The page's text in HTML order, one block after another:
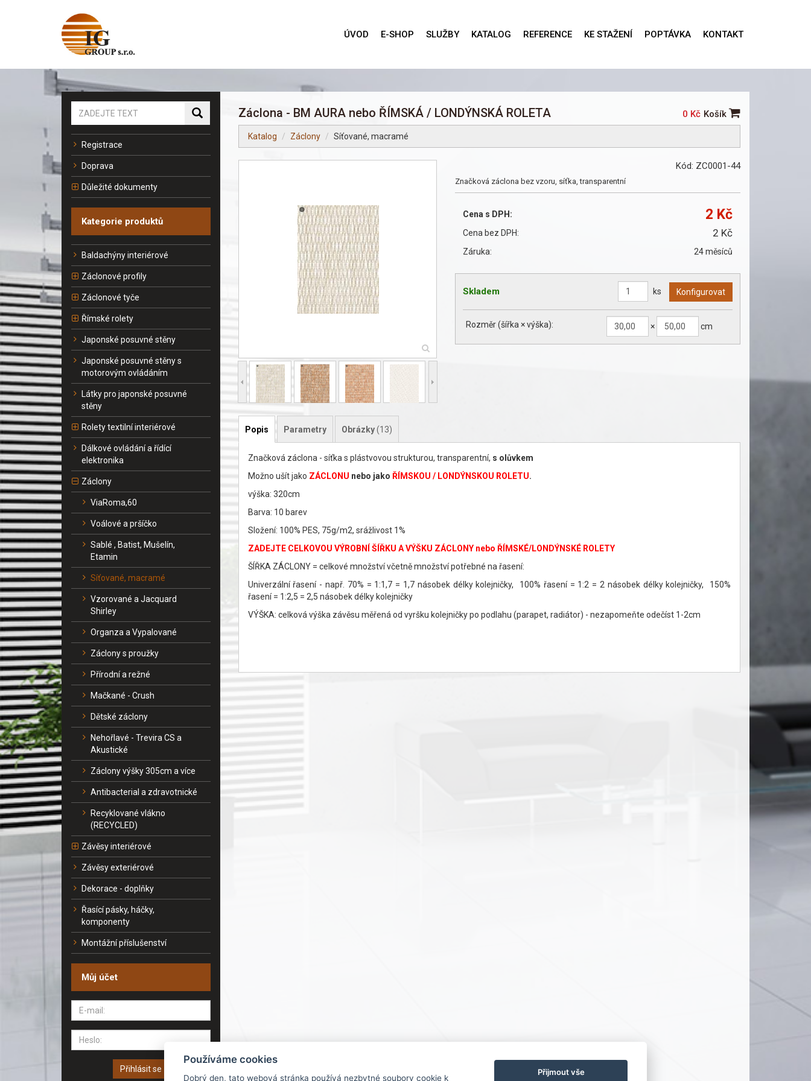
ÚVOD E-SHOP SLUŽBY KATALOG REFERENCE KE STAŽENÍ POPTÁVKA KONTAKT
Registrace
Doprava
Důležité dokumenty
Kategorie produktů
Baldachýny interiérové
Záclonové profily
Záclonové tyče
Římské rolety
Japonské posuvné stěny
Japonské posuvné stěny s
motorovým ovládáním
Látky pro japonské posuvné
stěny
Rolety textilní interiérové
Dálkové ovládání a řídící
elektronika
Záclony
ViaRoma,60
Voálové a pršíčko
Sablé , Batist, Mušelín,
Etamin
Síťované, macramé
Vzorované a Jacquard
Shirley
Organza a Vypalované
Záclony s proužky
Přírodní a režné
Mačkané - Crush
Dětské záclony
Nehořlavé - Trevira CS a
Akustické
Záclony výšky 305cm a více
Antibacterial a zdravotnické
Recyklované vlákno
(RECYCLED)
Závěsy interiérové
Závěsy exteriérové
Dekorace - doplňky
Řasící pásky, háčky,
komponenty
Montážní příslušenství
Můj účet
Přihlásit se
Záclona - BM AURA nebo ŘÍMSKÁ / LONDÝNSKÁ ROLETA 0 Kč Košík
Katalog Záclony Síťované, macramé
Kód: ZC0001-44
Značková záclona bez vzoru, síťka, transparentní
Cena s DPH: 2 Kč
Cena bez DPH: 2 Kč
Záruka: 24 měsíců
Skladem ks
Rozměr (šířka × výška): × cm
Popis Parametry Obrázky(13)
Značková záclona - síťka s plástvovou strukturou, transparentní, s olůvkem
Možno ušít jako ZÁCLONU nebo jako ŘÍMSKOU / LONDÝNSKOU ROLETU.
výška: 320cm
Barva: 10 barev
Složení: 100% PES, 75g/m2, srážlivost 1%
ZADEJTE CELKOVOU VÝROBNÍ ŠÍŘKU A VÝŠKU ZÁCLONY nebo ŘÍMSKÉ/LONDÝNSKÉ ROLETY
ŠÍŘKA ZÁCLONY = celkové množství včetně množství potřebné na řasení:
Univerzální řasení - např. 70% = 1:1,7 = 1,7 násobek délky kolejničky, 100% řasení = 1:2 = 2 násobek délky kolejničky, 150%
řasení = 1:2,5 = 2,5 násobek délky kolejničky
VÝŠKA: celková výška závěsu měřená od vyršku kolejničky po podlahu (parapet, radiátor) - nezapomeňte odečíst 1-2cm
Používáme cookies
Dobrý den, tato webová stránka používá nezbytné soubory cookie k
Přijmout vše